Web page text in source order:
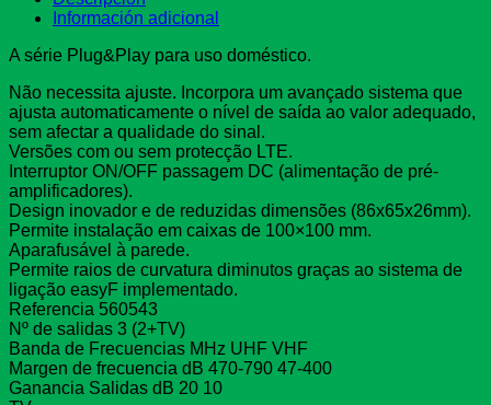
Información adicional
A série Plug&Play para uso doméstico.
Não necessita ajuste. Incorpora um avançado sistema que
ajusta automaticamente o nível de saída ao valor adequado,
sem afectar a qualidade do sinal.
Versões com ou sem protecção LTE.
Interruptor ON/OFF passagem DC (alimentação de pré-
amplificadores).
Design inovador e de reduzidas dimensões (86x65x26mm).
Permite instalação em caixas de 100×100 mm.
Aparafusável à parede.
Permite raios de curvatura diminutos graças ao sistema de
ligação easyF implementado.
Referencia 560543
Nº de salidas 3 (2+TV)
Banda de Frecuencias MHz UHF VHF
Margen de frecuencia dB 470-790 47-400
Ganancia Salidas dB 20 10